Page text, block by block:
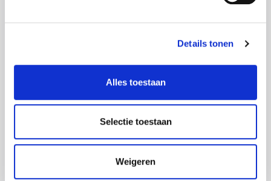
Details tonen
Alles toestaan
Selectie toestaan
Weigeren
Olimpia Splendid S.p.A.
Maps